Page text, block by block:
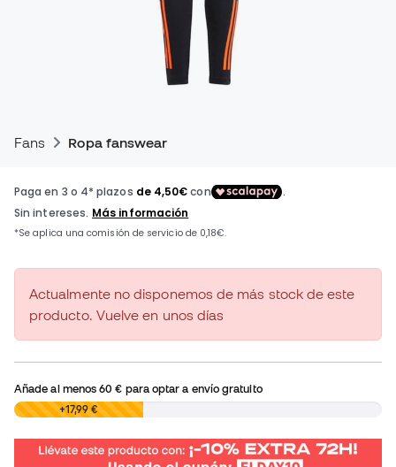
Fans Ropa fanswear
Actualmente no disponemos de más stock de este
producto. Vuelve en unos días
Añade al menos60 € para optar a envío gratuito
0,00 € +17,99 €